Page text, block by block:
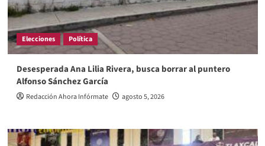
Elecciones Política
Desesperada Ana Lilia Rivera, busca borrar al puntero
Alfonso Sánchez García
Redacción Ahora Infórmate agosto 5, 2026